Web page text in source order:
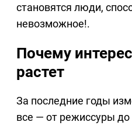
становятся люди,
невозможное!.
Почему
растет
За последние годы
все — от режиссуры